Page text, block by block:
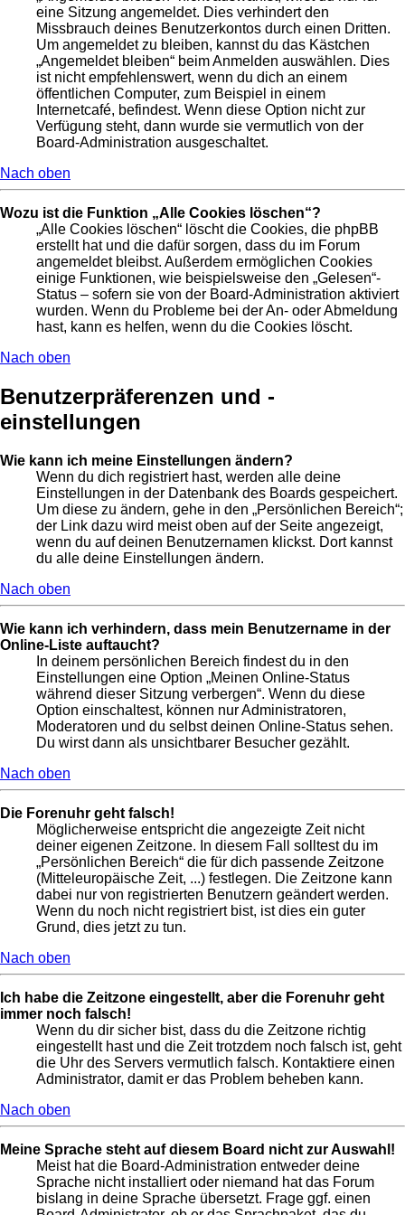
eine Sitzung angemeldet. Dies verhindert den
Missbrauch deines Benutzerkontos durch einen Dritten.
Um angemeldet zu bleiben, kannst du das Kästchen
„Angemeldet bleiben“ beim Anmelden auswählen. Dies
ist nicht empfehlenswert, wenn du dich an einem
öffentlichen Computer, zum Beispiel in einem
Internetcafé, befindest. Wenn diese Option nicht zur
Verfügung steht, dann wurde sie vermutlich von der
Board-Administration ausgeschaltet.
Nach oben
Wozu ist die Funktion „Alle Cookies löschen“?
„Alle Cookies löschen“ löscht die Cookies, die phpBB
erstellt hat und die dafür sorgen, dass du im Forum
angemeldet bleibst. Außerdem ermöglichen Cookies
einige Funktionen, wie beispielsweise den „Gelesen“-
Status – sofern sie von der Board-Administration aktiviert
wurden. Wenn du Probleme bei der An- oder Abmeldung
hast, kann es helfen, wenn du die Cookies löscht.
Nach oben
Benutzerpräferenzen und -
einstellungen
Wie kann ich meine Einstellungen ändern?
Wenn du dich registriert hast, werden alle deine
Einstellungen in der Datenbank des Boards gespeichert.
Um diese zu ändern, gehe in den „Persönlichen Bereich“;
der Link dazu wird meist oben auf der Seite angezeigt,
wenn du auf deinen Benutzernamen klickst. Dort kannst
du alle deine Einstellungen ändern.
Nach oben
Wie kann ich verhindern, dass mein Benutzername in der
Online-Liste auftaucht?
In deinem persönlichen Bereich findest du in den
Einstellungen eine Option „Meinen Online-Status
während dieser Sitzung verbergen“. Wenn du diese
Option einschaltest, können nur Administratoren,
Moderatoren und du selbst deinen Online-Status sehen.
Du wirst dann als unsichtbarer Besucher gezählt.
Nach oben
Die Forenuhr geht falsch!
Möglicherweise entspricht die angezeigte Zeit nicht
deiner eigenen Zeitzone. In diesem Fall solltest du im
„Persönlichen Bereich“ die für dich passende Zeitzone
(Mitteleuropäische Zeit, ...) festlegen. Die Zeitzone kann
dabei nur von registrierten Benutzern geändert werden.
Wenn du noch nicht registriert bist, ist dies ein guter
Grund, dies jetzt zu tun.
Nach oben
Ich habe die Zeitzone eingestellt, aber die Forenuhr geht
immer noch falsch!
Wenn du dir sicher bist, dass du die Zeitzone richtig
eingestellt hast und die Zeit trotzdem noch falsch ist, geht
die Uhr des Servers vermutlich falsch. Kontaktiere einen
Administrator, damit er das Problem beheben kann.
Nach oben
Meine Sprache steht auf diesem Board nicht zur Auswahl!
Meist hat die Board-Administration entweder deine
Sprache nicht installiert oder niemand hat das Forum
bislang in deine Sprache übersetzt. Frage ggf. einen